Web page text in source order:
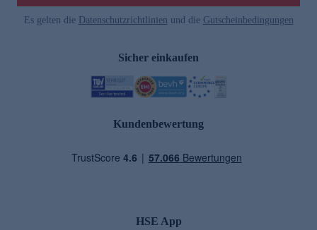
Es gelten die Datenschutzrichtlinien und die Gutscheinbedingungen
Sicher einkaufen
Kundenbewertung
HSE App